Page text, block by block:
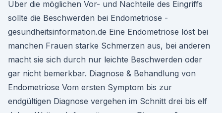
Über die möglichen Vor- und Nachteile des Eingriffs
sollte die Beschwerden bei Endometriose -
gesundheitsinformation.de Eine Endometriose löst bei
manchen Frauen starke Schmerzen aus, bei anderen
macht sie sich durch nur leichte Beschwerden oder
gar nicht bemerkbar. Diagnose & Behandlung von
Endometriose Vom ersten Symptom bis zur
endgültigen Diagnose vergehen im Schnitt drei bis elf